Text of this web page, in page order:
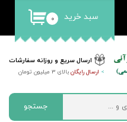
ارسال سریع و روزانه سفارشات
> ارسال رایگانبالای 3 میلیون تومان
۰ سبد خرید
جستجو